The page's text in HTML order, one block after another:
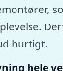
hurtigt.
hele